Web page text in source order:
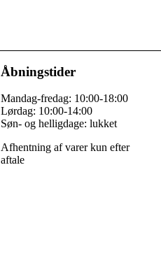
Åbningstider
Mandag-fredag: 10:00-18:00
Lørdag: 10:00-14:00
Søn- og helligdage: lukket
Afhentning af varer kun efter
aftale